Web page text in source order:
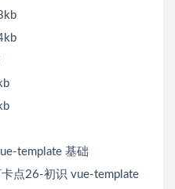
template 基础
点26-初识 vue-template